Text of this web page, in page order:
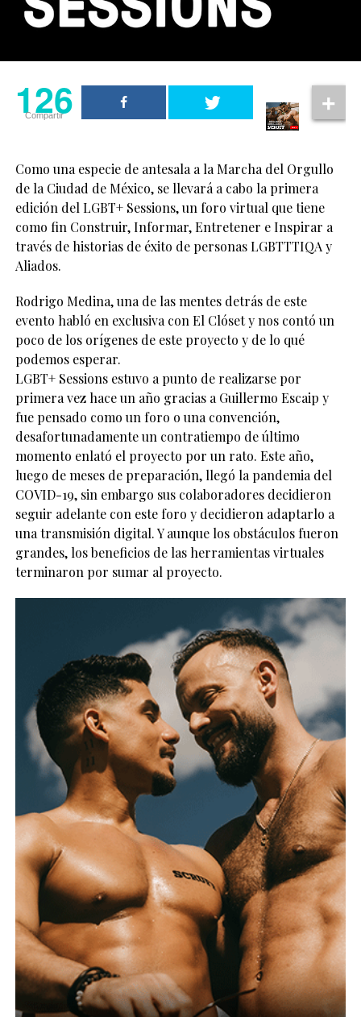
126
Compartir
Como una especie de antesala a la Marcha del Orgullo
de la Ciudad de México, se llevará a cabo la primera
edición del LGBT+ Sessions, un foro virtual que tiene
como fin Construir, Informar, Entretener e Inspirar a
través de historias de éxito de personas LGBTTTIQA y
Aliados.
Rodrigo Medina, una de las mentes detrás de este
evento habló en exclusiva con El Clóset y nos contó un
poco de los orígenes de este proyecto y de lo qué
podemos esperar.
LGBT+ Sessions estuvo a punto de realizarse por
primera vez hace un año gracias a Guillermo Escaip y
fue pensado como un foro o una convención,
desafortunadamente un contratiempo de último
momento enlató el proyecto por un rato. Este año,
luego de meses de preparación, llegó la pandemia del
COVID-19, sin embargo sus colaboradores decidieron
seguir adelante con este foro y decidieron adaptarlo a
una transmisión digital. Y aunque los obstáculos fueron
grandes, los beneficios de las herramientas virtuales
terminaron por sumar al proyecto.